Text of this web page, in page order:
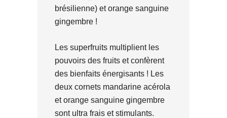
brésilienne) et orange sanguine
gingembre !
Les superfruits multiplient les
pouvoirs des fruits et confèrent
des bienfaits énergisants ! Les
deux cornets mandarine acérola
et orange sanguine gingembre
sont ultra frais et stimulants.